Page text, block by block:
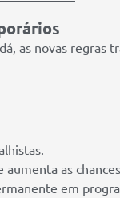
as novas regras
as
em